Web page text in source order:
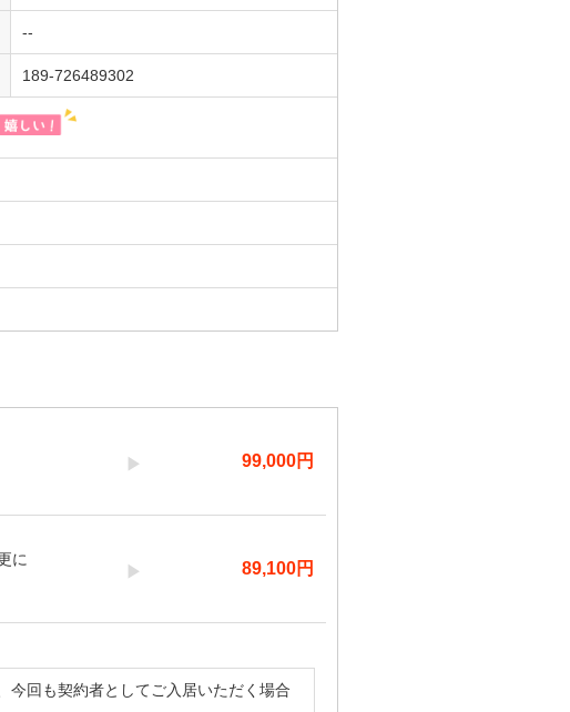
--
189-726489302
99,000円
に
89,100円
今回も契約者としてご入居いただく場合